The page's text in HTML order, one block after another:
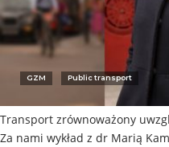
GZM Public transport
Transport zrównoważony
Za nami wykład z dr Marią